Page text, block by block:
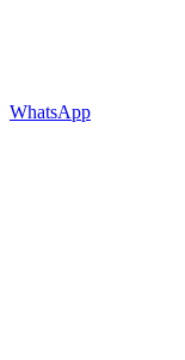
WhatsApp